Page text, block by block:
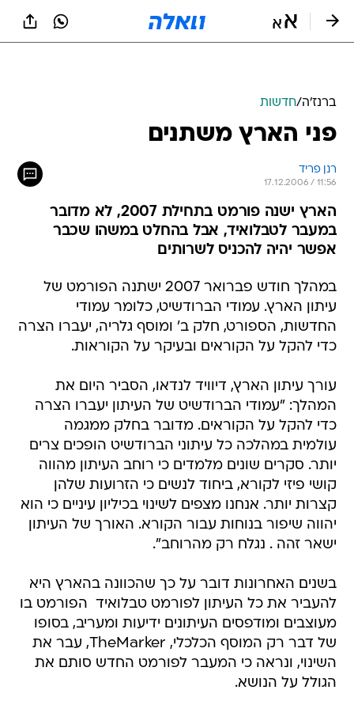
ברנז'ה/חדשות
פני הארץ משתנים
רנן פריד
17.12.2006 / 11:56
הארץ ישנה פורמט בתחילת 2007, לא מדובר
במעבר לטבלואיד, אבל בהחלט במשהו שכבר
אפשר יהיה להכניס לשרותים
במהלך חודש פברואר 2007 ישתנה הפורמט של
עיתון הארץ. עמודי הברודשיט, כלומר עמודי
החדשות, הספורט, חלק ב' ומוסף גלריה, יעברו הצרה
כדי להקל על הקוראים ובעיקר על הקוראות.
עורך עיתון הארץ, דיוויד לנדאו, הסביר היום את
המהלך: "עמודי הברודשיט של העיתון יעברו הצרה
כדי להקל על הקוראים. מדובר בחלק ממגמה
עולמית במהלכה כל עיתוני הברודשיט הופכים צרים
יותר. סקרים שונים מלמדים כי רוחב העיתון מהווה
קושי פיזי לקורא, ביחוד לנשים כי הזרועות שלהן
קצרות יותר. אנחנו מצפים לשינוי בכיליון עיניים כי הוא
יהווה שיפור בנוחות עבור הקורא. האורך של העיתון
ישאר זהה . נגלח רק מהרוחב".
בשנים האחרונות דובר על כך שהכוונה בהארץ היא
להעביר את כל העיתון לפורמט טבלואיד  הפורמט בו
מעוצבים ומודפסים העיתונים ידיעות ומעריב, בסופו
של דבר רק המוסף הכלכלי, TheMarker, עבר את
השינוי, ונראה כי המעבר לפורמט החדש סותם את
הגולל על הנושא.